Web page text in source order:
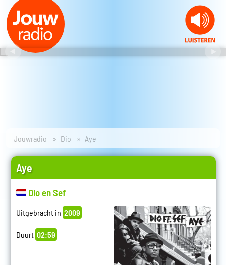
Jouwradio Dio Aye
Aye
Dio en Sef
Uitgebracht in 2009
Duurt 02:59